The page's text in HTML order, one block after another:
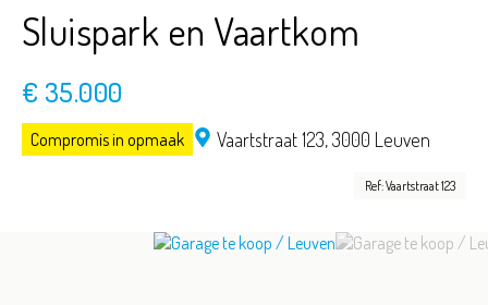
Sluispark en Vaartkom
€ 35.000
Compromis in opmaak Vaartstraat 123,3000 Leuven
Ref: Vaartstraat 123